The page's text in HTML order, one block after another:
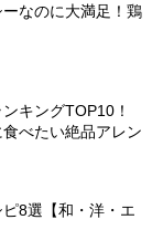
ーなのに大満足！鶏
キングTOP10！
べたい絶品アレン
8選【和・洋・エ